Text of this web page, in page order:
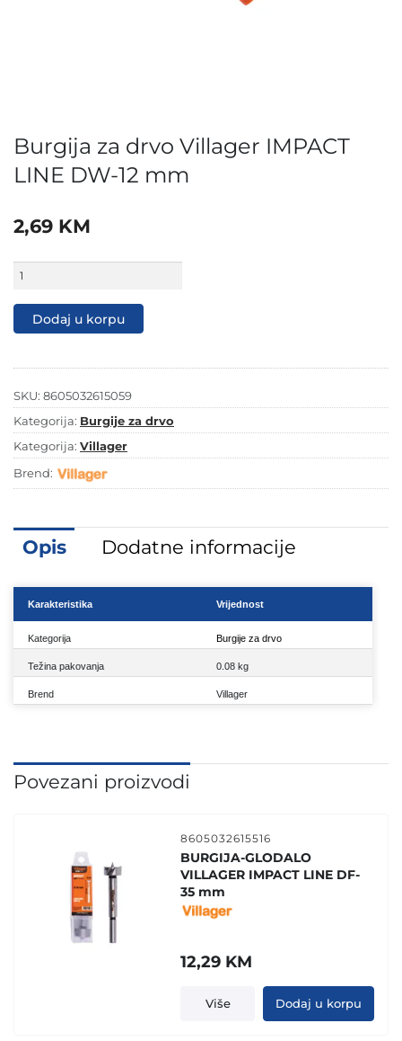
Burgija za drvo Villager IMPACT
LINE DW-12 mm
2,69 KM
za
Villager
IMPACT
12
količina
Dodaj u korpu
SKU: 8605032615059
Kategorija: Burgije za drvo
Kategorija: Villager
Brend:
Opis Dodatne informacije
Karakteristika Vrijednost
Kategorija Burgije za drvo
Težina pakovanja 0.08 kg
Brend Villager
Povezani proizvodi
8605032615516
BURGIJA-GLODALO
VILLAGER IMPACT LINE DF-
35 mm
12,29 KM
Više Dodaj u korpu